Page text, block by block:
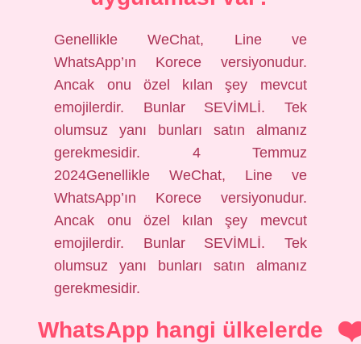
Genellikle WeChat, Line ve
WhatsApp’ın Korece versiyonudur.
Ancak onu özel kılan şey mevcut
emojilerdir. Bunlar SEVİMLİ. Tek
olumsuz yanı bunları satın almanız
gerekmesidir. 4 Temmuz
2024Genellikle WeChat, Line ve
WhatsApp’ın Korece versiyonudur.
Ancak onu özel kılan şey mevcut
emojilerdir. Bunlar SEVİMLİ. Tek
olumsuz yanı bunları satın almanız
gerekmesidir.
WhatsApp hangi ülkelerde